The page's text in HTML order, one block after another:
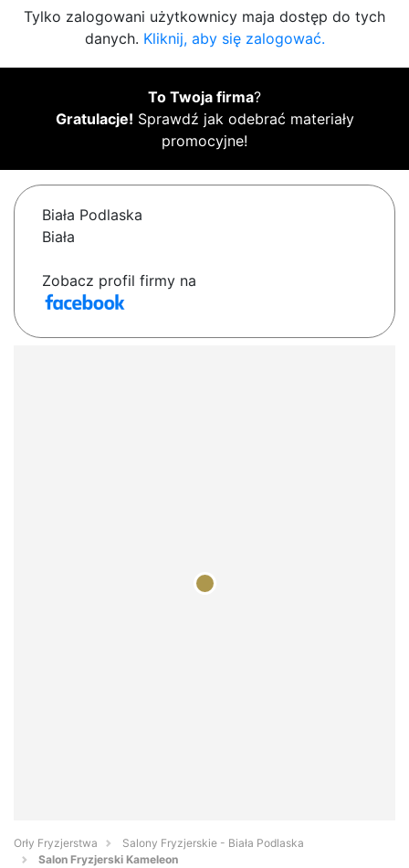
Tylko zalogowani użytkownicy maja dostęp do tych
danych. Kliknij, aby się zalogować.
To Twoja firma?
Gratulacje! Sprawdź jak odebrać materiały
promocyjne!
Biała Podlaska
Biała
Zobacz profil firmy na
Orły Fryzjerstwa
Salony Fryzjerskie - Biała Podlaska
Salon Fryzjerski Kameleon